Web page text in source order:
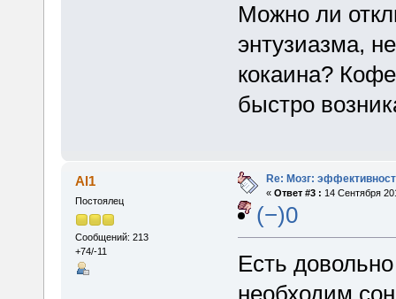
Можно ли
энтузиазма,
кокаина?
быстро
Al1
Постоялец
Сообщений: 213
+74/-11
Re: Мозг:
« Ответ #3 : 14 Сентября
(−)0
Есть